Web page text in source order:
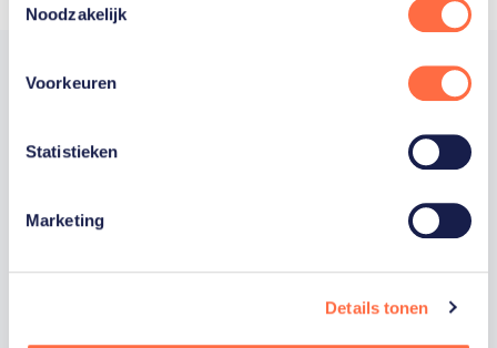
Noodzakelijk
Voorkeuren
Statistieken
Marketing
Details tonen
Trotse hoofdsponsor
Staatsloterij is trotse hoofdsponsor van
sportiefste land van de wereld maken.